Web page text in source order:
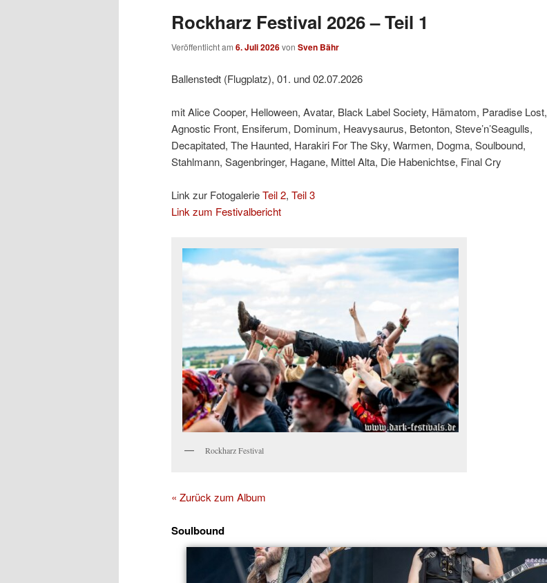
Rockharz Festival 2026 – Teil 1
Veröffentlicht am 6. Juli 2026von Sven Bähr
Ballenstedt (Flugplatz), 01. und 02.07.2026
mit Alice Cooper, Helloween, Avatar, Black Label Society, Hämatom, Paradise Lost,
Agnostic Front, Ensiferum, Dominum, Heavysaurus, Betonton, Steve’n’Seagulls,
Decapitated, The Haunted, Harakiri For The Sky, Warmen, Dogma, Soulbound,
Stahlmann, Sagenbringer, Hagane, Mittel Alta, Die Habenichtse, Final Cry
Link zur FotogalerieTeil 2, Teil 3
Link zum Festivalbericht
Rockharz Festival
« Zurück zum Album
Soulbound